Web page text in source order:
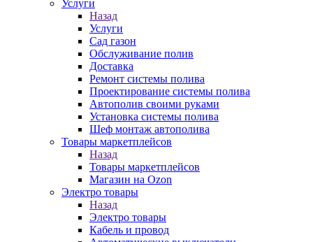
Услуги
Назад
Услуги
Сад газон
Обслуживание полив
Доставка
Ремонт системы полива
Проектирование системы полива
Автополив своими руками
Установка системы полива
Шеф монтаж автополива
Товары маркетплейсов
Назад
Товары маркетплейсов
Магазин на Ozon
Электро товары
Назад
Электро товары
Кабель и провод